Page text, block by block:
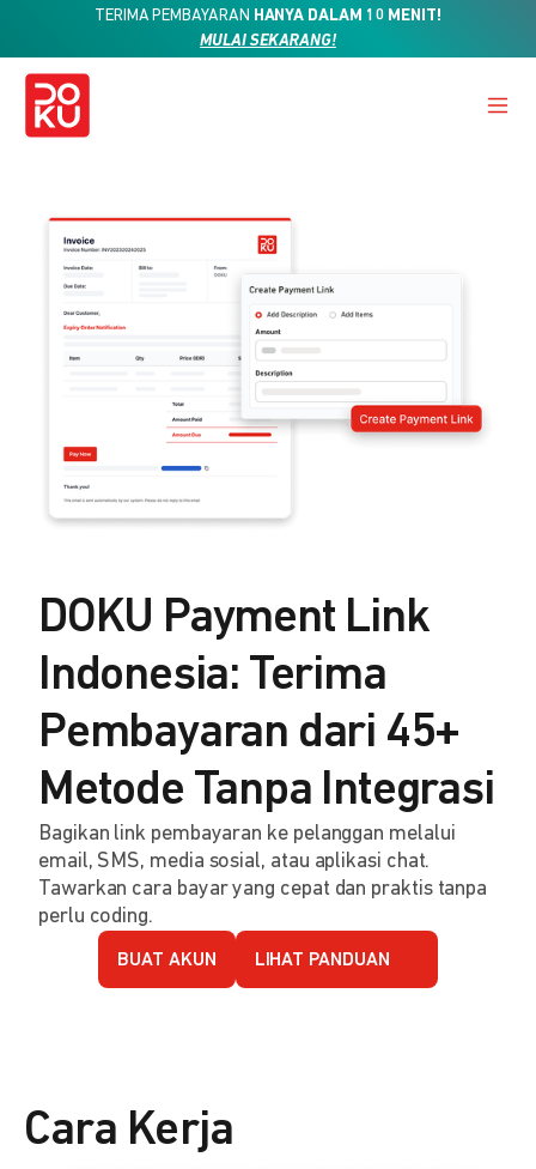
TERIMA PEMBAYARAN HANYA DALAM 10 MENIT!
MULAI SEKARANG!
DOKU Payment Link
Indonesia: Terima
Pembayaran dari 45+
Metode Tanpa Integrasi
Bagikan link pembayaran ke pelanggan melalui
email, SMS, media sosial, atau aplikasi chat.
Tawarkan cara bayar yang cepat dan praktis tanpa
perlu coding.
BUAT AKUN LIHAT PANDUAN
Cara Kerja